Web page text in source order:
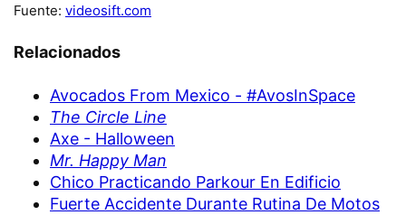
Fuente: videosift.com
Relacionados
Avocados From Mexico - #AvosInSpace
The Circle Line
Axe - Halloween
Mr. Happy Man
Chico Practicando Parkour En Edificio
Fuerte Accidente Durante Rutina De Motos